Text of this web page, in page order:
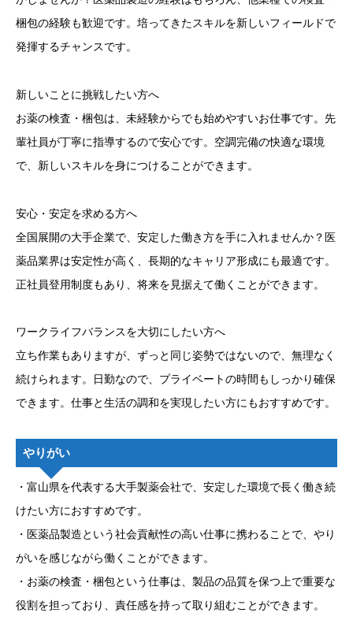
梱包の経験も歓迎です。培ってきたスキルを新しいフィールドで
発揮するチャンスです。
新しいことに挑戦したい方へ
お薬の検査・梱包は、未経験からでも始めやすいお仕事です。先
輩社員が丁寧に指導するので安心です。空調完備の快適な環境
で、新しいスキルを身につけることができます。
安心・安定を求める方へ
全国展開の大手企業で、安定した働き方を手に入れませんか？医
薬品業界は安定性が高く、長期的なキャリア形成にも最適です。
正社員登用制度もあり、将来を見据えて働くことができます。
ワークライフバランスを大切にしたい方へ
立ち作業もありますが、ずっと同じ姿勢ではないので、無理なく
続けられます。日勤なので、プライベートの時間もしっかり確保
できます。仕事と生活の調和を実現したい方にもおすすめです。
やりがい
・富山県を代表する大手製薬会社で、安定した環境で長く働き続
けたい方におすすめです。
・医薬品製造という社会貢献性の高い仕事に携わることで、やり
がいを感じながら働くことができます。
・お薬の検査・梱包という仕事は、製品の品質を保つ上で重要な
役割を担っており、責任感を持って取り組むことができます。